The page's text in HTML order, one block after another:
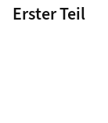
Erster Teil